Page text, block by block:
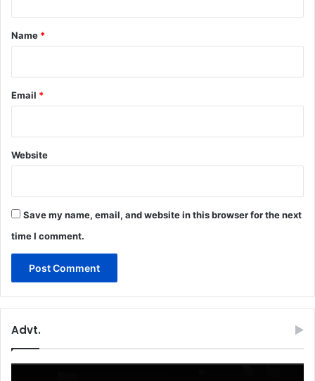
*
Name *
Email *
Website
Save my name, email, and website in this browser for the next
time I comment.
Advt.